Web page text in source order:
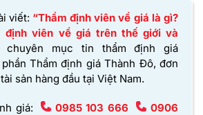
viết: “Thẩm định viên về giá là gì?
định viên về giá trên thế giới và
chuyên mục tin thẩm định giá
Thẩm định giá Thành Đô, đơn
sản hàng đầu tại Việt Nam.
giá: 0985 103 666
0906